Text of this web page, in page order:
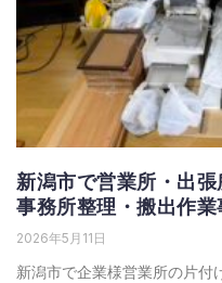
新潟市で営業所・出
事務所整理・搬出作業
2026年5月11日
新潟市で企業様営業所の片付